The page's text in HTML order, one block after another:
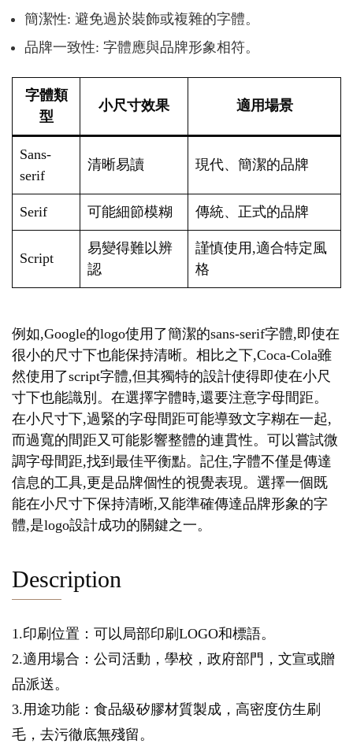
簡潔性: 避免過於裝飾或複雜的字體。
品牌一致性: 字體應與品牌形象相符。
字體類
型
小尺寸效果 適用場景
Sans-
serif
清晰易讀 現代、簡潔的品牌
Serif 可能細節模糊 傳統、正式的品牌
Script
易變得難以辨
認
謹慎使用,適合特定風
格
例如,Google的logo使用了簡潔的sans-serif字體,即使在
很小的尺寸下也能保持清晰。相比之下,Coca-Cola雖
然使用了script字體,但其獨特的設計使得即使在小尺
寸下也能識別。在選擇字體時,還要注意字母間距。
在小尺寸下,過緊的字母間距可能導致文字糊在一起,
而過寬的間距又可能影響整體的連貫性。可以嘗試微
調字母間距,找到最佳平衡點。記住,字體不僅是傳達
信息的工具,更是品牌個性的視覺表現。選擇一個既
能在小尺寸下保持清晰,又能準確傳達品牌形象的字
體,是logo設計成功的關鍵之一。
Description
1.印刷位置：可以局部印刷LOGO和標語。
2.適用場合：公司活動，學校，政府部門，文宣或贈
品派送。
3.用途功能：食品級矽膠材質製成，高密度仿生刷
毛，去污徹底無殘留。